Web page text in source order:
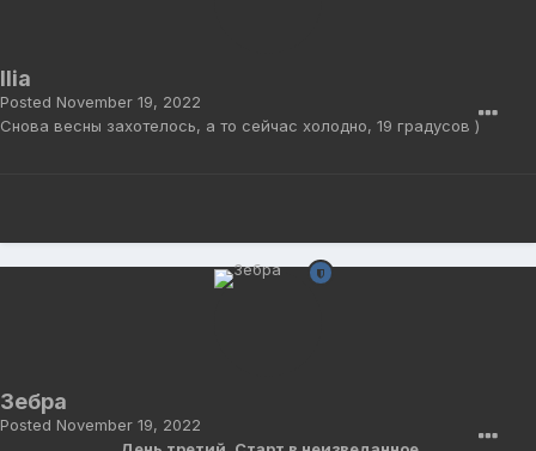
Ilia
Posted November 19, 2022
Снова весны захотелось, а то сейчас холодно, 19 градусов )
Зебра
Posted November 19, 2022